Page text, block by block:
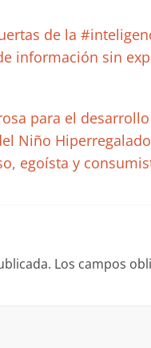
de la
información sin
para el
Niño
egoísta y
Los campos